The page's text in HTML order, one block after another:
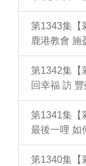
第1343集【
鹿港教會 施
第1342集【
回幸福 訪
第1341集【
最後一哩 如
第1340集【